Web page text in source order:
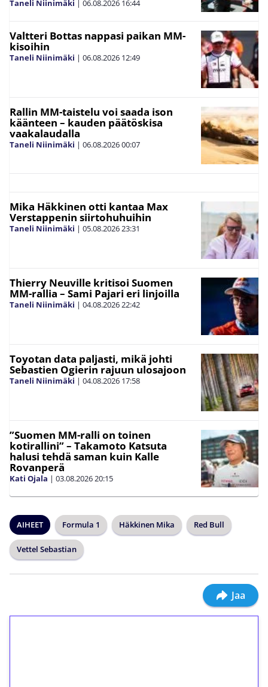
Taneli Niinimäki 06.08.2026 16:44
Valtteri Bottas nappasi paikan MM-
kisoihin
Taneli Niinimäki | 06.08.2026 12:49
Rallin MM-taistelu voi saada ison
käänteen – kauden päätöskisa
vaakalaudalla
Taneli Niinimäki | 06.08.202600:07
Mika Häkkinen otti kantaa Max
Verstappenin siirtohuhuihin
Taneli Niinimäki | 05.08.202623:31
Thierry Neuville kritisoi Suomen
MM-rallia – Sami Pajari eri linjoilla
Taneli Niinimäki | 04.08.202622:42
Toyotan data paljasti, mikä johti
Sebastien Ogierin rajuun ulosajoon
Taneli Niinimäki | 04.08.2026 17:58
”Suomen MM-ralli on toinen
kotirallini” – Takamoto Katsuta
halusi tehdä saman kuin Kalle
Rovanperä
Kati Ojala | 03.08.202620:15
AIHEET Formula 1 Häkkinen Mika Red Bull
Vettel Sebastian
Jaa